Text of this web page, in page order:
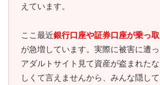
えています。
ここ最近銀行口座や証券口座が乗っ
が急増しています。実際に被害に遭
アダルトサイト見て資産が盗まれた
しくて言えませんから、みんな隠して